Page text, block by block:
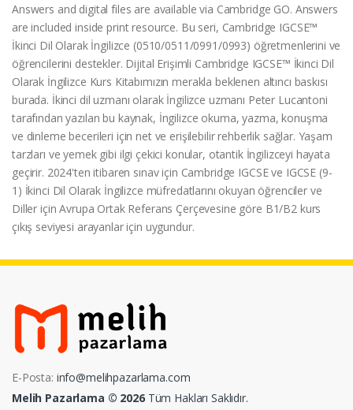
Answers and digital files are available via Cambridge GO. Answers
are included inside print resource. Bu seri, Cambridge IGCSE™
İkinci Dil Olarak İngilizce (0510/0511/0991/0993) öğretmenlerini ve
öğrencilerini destekler. Dijital Erişimli Cambridge IGCSE™ İkinci Dil
Olarak İngilizce Kurs Kitabımızın merakla beklenen altıncı baskısı
burada. İkinci dil uzmanı olarak İngilizce uzmanı Peter Lucantoni
tarafından yazılan bu kaynak, İngilizce okuma, yazma, konuşma
ve dinleme becerileri için net ve erişilebilir rehberlik sağlar. Yaşam
tarzları ve yemek gibi ilgi çekici konular, otantik İngilizceyi hayata
geçirir. 2024'ten itibaren sınav için Cambridge IGCSE ve IGCSE (9-
1) İkinci Dil Olarak İngilizce müfredatlarını okuyan öğrenciler ve
Diller için Avrupa Ortak Referans Çerçevesine göre B1/B2 kurs
çıkış seviyesi arayanlar için uygundur.
E-Posta: info@melihpazarlama.com
Melih Pazarlama © 2026Tüm Hakları Saklıdır.